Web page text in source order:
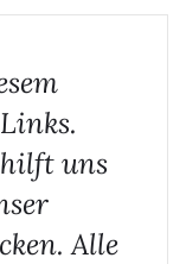
uns
Alle